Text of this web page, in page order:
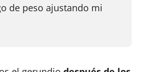
de peso ajustando mi